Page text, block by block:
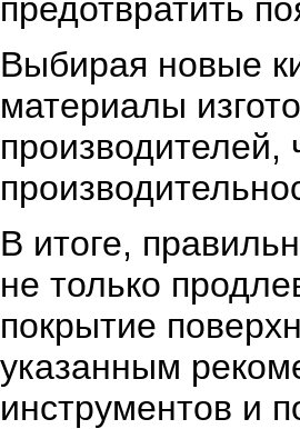
предотвратить
Выбирая новые
материалы
В итоге,
не только
покрытие
указанным
инструментов и